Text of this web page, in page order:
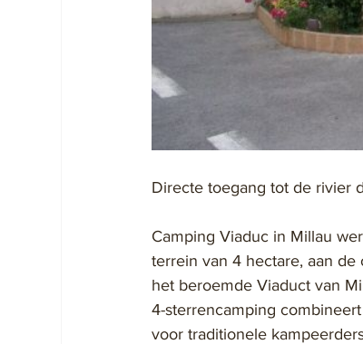
Directe toegang tot de rivier
Camping Viaduc in Millau
terrein van 4 hectare, aan
het beroemde Viaduct van
4-sterrencamping
voor traditionele